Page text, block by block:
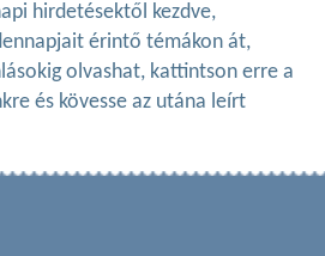
hirdetésektől kezdve,
érintő témákon át,
olvashat, kattintson erre a
és kövesse az utána leírt